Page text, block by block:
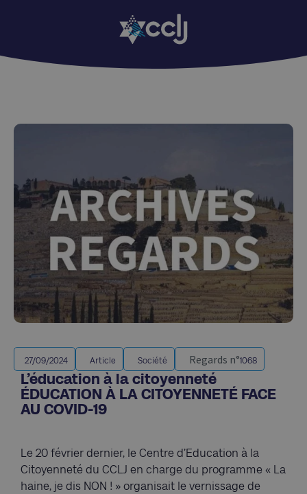
27/09/2024 Article Société Regards n°1068
L’éducation à la citoyenneté
ÉDUCATION À LA CITOYENNETÉ FACE
AU COVID-19
Le 20 février dernier, le Centre d’Education à la
Citoyenneté du CCLJ en charge du programme « La
haine, je dis NON ! » organisait le vernissage de